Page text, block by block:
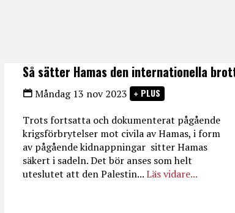
Så sätter Hamas den internationella
Måndag 13 nov 2023 PLUS
Trots fortsatta och dokumenterat pågående
krigsförbrytelser mot civila av Hamas, i form
av pågående kidnappningar sitter Hamas
säkert i sadeln. Det bör anses som helt
uteslutet att den Palestin...Läs vidare...